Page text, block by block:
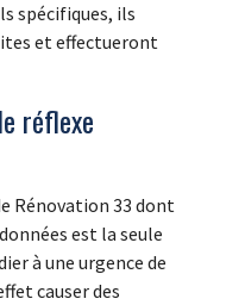
spécifiques, ils
et effectueront
réflexe
Rénovation 33 dont
est la seule
à une urgence de
causer des